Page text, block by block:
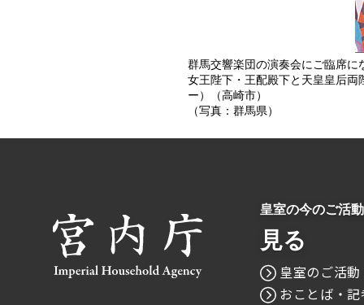
群馬交響楽団の演奏会にご臨席に
女王陛下・王配殿下と天皇皇后両
ー）（高崎市）
（写真：群馬県）
皇室の今のご活
見る
皇室のご活
おことば・